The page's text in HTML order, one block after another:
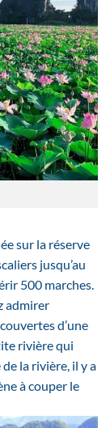
sur la réserve
jusqu’au
500 marches.
admirer
d’une
rivière qui
la rivière, il y a
à couper le